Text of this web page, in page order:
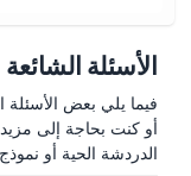
الأسئلة الشائعة
فيما يلي بعض الأسئلة
أو كنت بحاجة إلى
الدردشة الحية أو